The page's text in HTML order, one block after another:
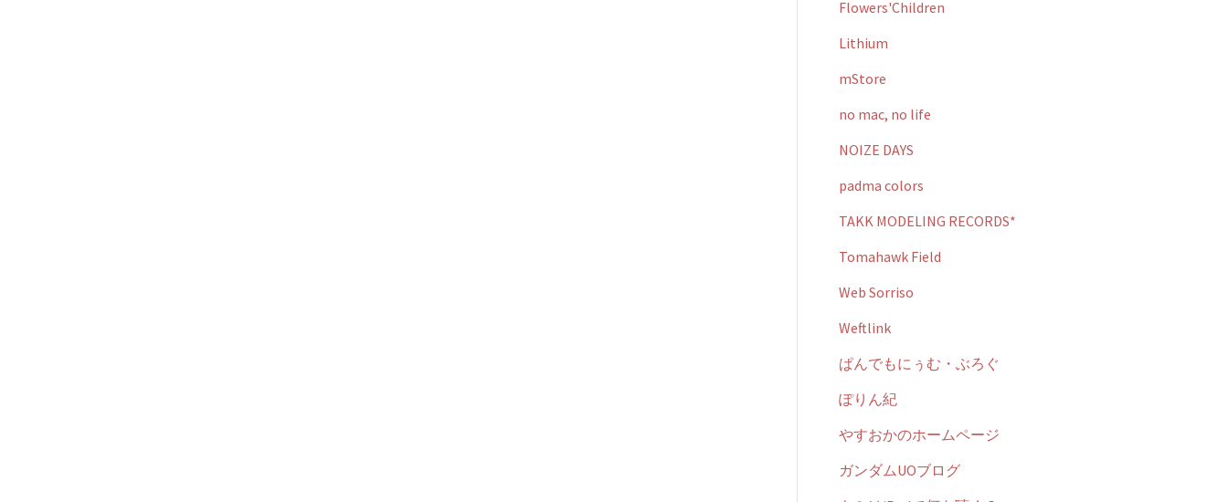
Flowers'Children
Lithium
mStore
no mac, no life
NOIZE DAYS
padma colors
TAKK MODELING RECORDS*
Tomahawk Field
Web Sorriso
Weftlink
ぱんでもにぅむ・ぶろぐ
ぽりん紀
やすおかのホームページ
ガンダムUOブログ